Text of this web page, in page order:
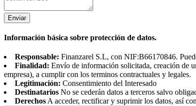
Enviar
Información básica sobre protección de datos.
Responsable: Finanzarel S.L, con NIF:B66170846.
Finalidad: Envío de información solicitada, creación de
empresa), a cumplir con los terminos contractuales y legales.
Legitimación: Consentimiento del Interesado
Destinatarios No se cederán datos a terceros salvo
Derechos A acceder, rectificar y suprimir los datos, así